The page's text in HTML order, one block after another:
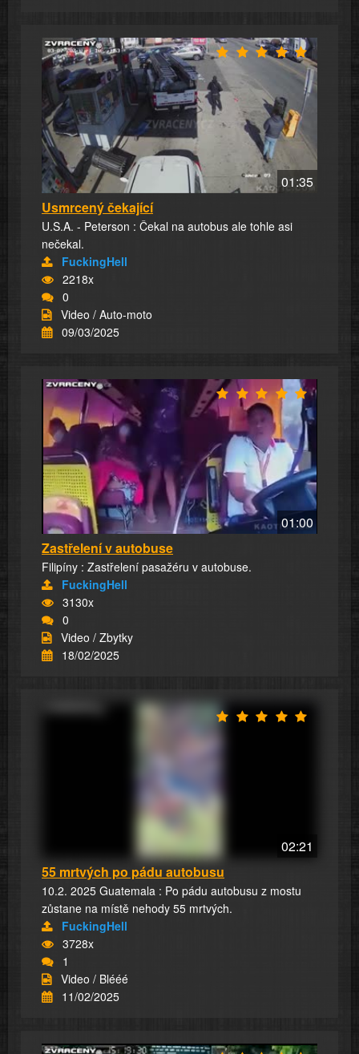
01:35
Usmrcený čekající
U.S.A. - Peterson : Čekal na autobus ale tohle asi
nečekal.
FuckingHell
2218x
0
Video / Auto-moto
09/03/2025
01:00
Zastřelení v autobuse
Filipíny : Zastřelení pasažéru v autobuse.
FuckingHell
3130x
0
Video / Zbytky
18/02/2025
02:21
55 mrtvých po pádu autobusu
10.2. 2025 Guatemala : Po pádu autobusu z mostu
zůstane na místě nehody 55 mrtvých.
FuckingHell
3728x
1
Video / Blééé
11/02/2025